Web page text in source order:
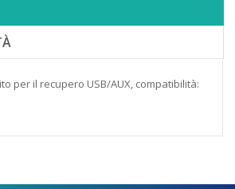
per il recupero USB/AUX, compatibilità: